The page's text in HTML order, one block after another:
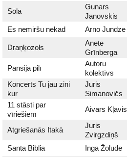
Sōla
Gunars
Janovskis
Es nemiršu nekad Arno Jundze
Draņķozols
Anete
Grīnberga
Pansija pilī
Autoru
kolektīvs
Koncerts Tu jau zini
kur
Juris
Simanovičs
11 stāsti par
vīriešiem
Aivars Kļavis
Atgriešanās Itakā
Juris
Zvirgzdiņš
Santa Biblia Inga Žolude